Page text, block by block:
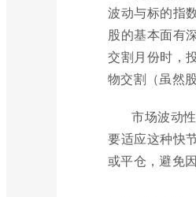
波动与标的指
股的基本面有
交割月份时，
物交割（虽然
市场波动
要适应这种快
或平仓，避免